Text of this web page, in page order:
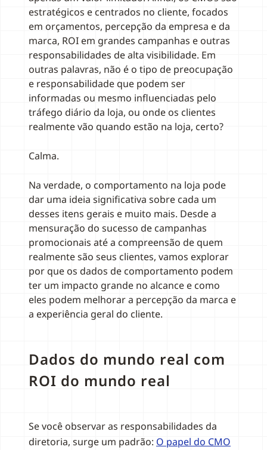
estratégicos e centrados no cliente, focados
em orçamentos, percepção da empresa e da
marca, ROI em grandes campanhas e outras
responsabilidades de alta visibilidade. Em
outras palavras, não é o tipo de preocupação
e responsabilidade que podem ser
informadas ou mesmo influenciadas pelo
tráfego diário da loja, ou onde os clientes
realmente vão quando estão na loja, certo?
Calma.
Na verdade, o comportamento na loja pode
dar uma ideia significativa sobre cada um
desses itens gerais e muito mais. Desde a
mensuração do sucesso de campanhas
promocionais até a compreensão de quem
realmente são seus clientes, vamos explorar
por que os dados de comportamento podem
ter um impacto grande no alcance e como
eles podem melhorar a percepção da marca e
a experiência geral do cliente.
Dados do mundo real com
ROI do mundo real
Se você observar as responsabilidades da
diretoria, surge um padrão: O papel do CMO